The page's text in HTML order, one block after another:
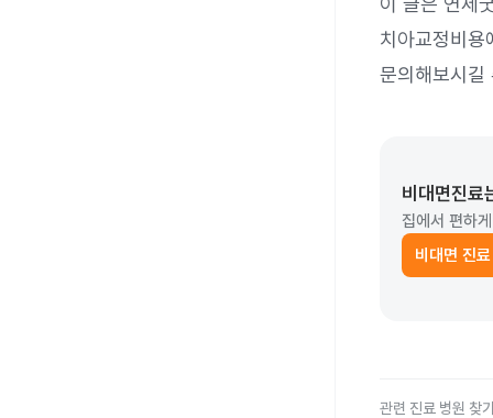
치아교정비
문의해보시길
비대면진료
집에서 편하
비대면 진
관련 진료 병원 찾